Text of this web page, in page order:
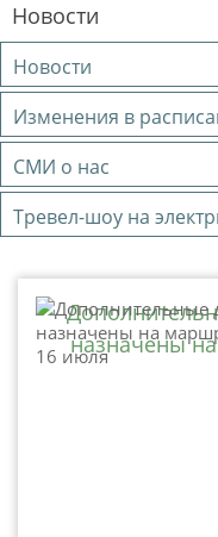
Новости
Новости
Изменения в
СМИ о нас
Тревел-шоу на
назначены